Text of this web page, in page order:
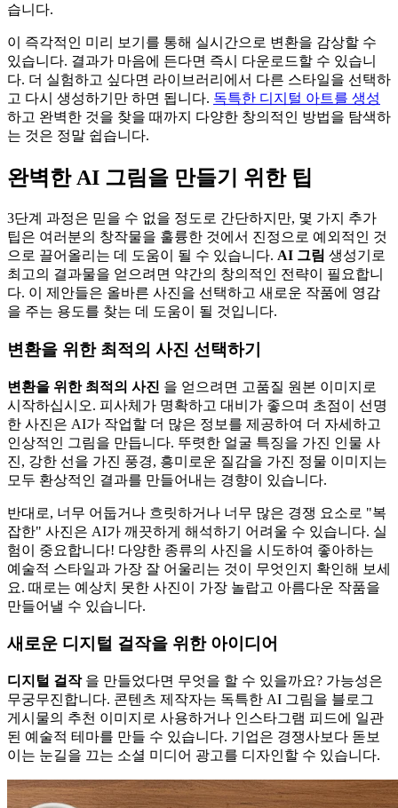
습니다.
이 즉각적인 미리 보기를 통해 실시간으로 변환을 감상할 수
있습니다. 결과가 마음에 든다면 즉시 다운로드할 수 있습니
다. 더 실험하고 싶다면 라이브러리에서 다른 스타일을 선택하
고 다시 생성하기만 하면 됩니다. 독특한 디지털 아트를 생성
하고 완벽한 것을 찾을 때까지 다양한 창의적인 방법을 탐색하
는 것은 정말 쉽습니다.
완벽한 AI 그림을 만들기 위한 팁
3단계 과정은 믿을 수 없을 정도로 간단하지만, 몇 가지 추가
팁은 여러분의 창작물을 훌륭한 것에서 진정으로 예외적인 것
으로 끌어올리는 데 도움이 될 수 있습니다. AI 그림 생성기로
최고의 결과물을 얻으려면 약간의 창의적인 전략이 필요합니
다. 이 제안들은 올바른 사진을 선택하고 새로운 작품에 영감
을 주는 용도를 찾는 데 도움이 될 것입니다.
변환을 위한 최적의 사진 선택하기
변환을 위한 최적의 사진 을 얻으려면 고품질 원본 이미지로
시작하십시오. 피사체가 명확하고 대비가 좋으며 초점이 선명
한 사진은 AI가 작업할 더 많은 정보를 제공하여 더 자세하고
인상적인 그림을 만듭니다. 뚜렷한 얼굴 특징을 가진 인물 사
진, 강한 선을 가진 풍경, 흥미로운 질감을 가진 정물 이미지는
모두 환상적인 결과를 만들어내는 경향이 있습니다.
반대로, 너무 어둡거나 흐릿하거나 너무 많은 경쟁 요소로 "복
잡한" 사진은 AI가 깨끗하게 해석하기 어려울 수 있습니다. 실
험이 중요합니다! 다양한 종류의 사진을 시도하여 좋아하는
예술적 스타일과 가장 잘 어울리는 것이 무엇인지 확인해 보세
요. 때로는 예상치 못한 사진이 가장 놀랍고 아름다운 작품을
만들어낼 수 있습니다.
새로운 디지털 걸작을 위한 아이디어
디지털 걸작을 만들었다면 무엇을 할 수 있을까요? 가능성은
무궁무진합니다. 콘텐츠 제작자는 독특한 AI 그림을 블로그
게시물의 추천 이미지로 사용하거나 인스타그램 피드에 일관
된 예술적 테마를 만들 수 있습니다. 기업은 경쟁사보다 돋보
이는 눈길을 끄는 소셜 미디어 광고를 디자인할 수 있습니다.